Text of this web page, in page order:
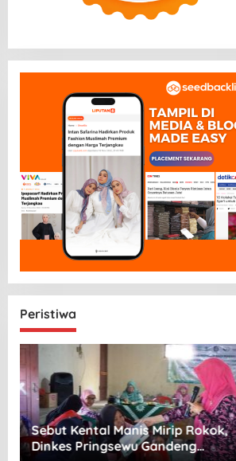
Peristiwa
Sebut Kental Manis Mirip Rokok,
Dinkes Pringsewu Gandeng